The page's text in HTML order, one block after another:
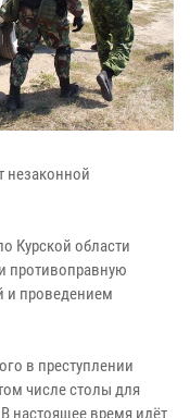
незаконной
Курской области
противоправную
и проведением
в преступлении
числе столы для
настоящее время идёт